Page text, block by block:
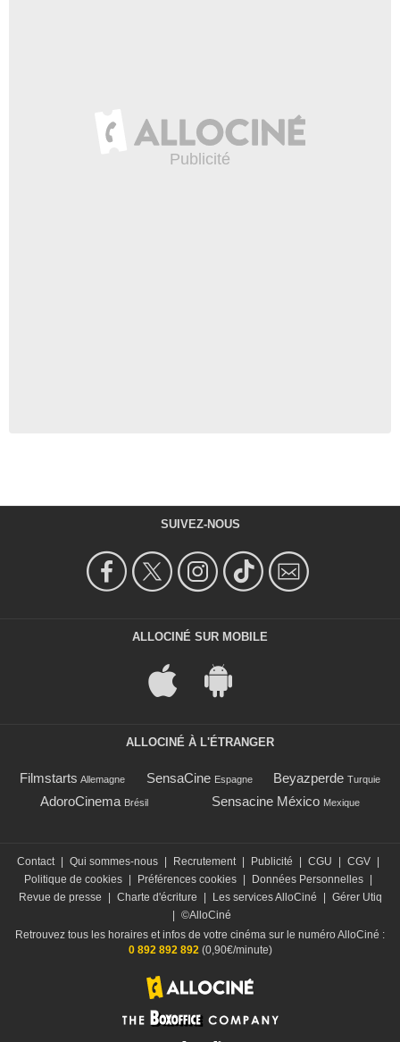
SUIVEZ-NOUS
ALLOCINÉ SUR MOBILE
ALLOCINÉ À L'ÉTRANGER
Filmstarts Allemagne SensaCine Espagne Beyazperde Turquie
AdoroCinema Brésil Sensacine México Mexique
Contact | Qui sommes-nous | Recrutement | Publicité | CGU | CGV |
Politique de cookies | Préférences cookies | Données Personnelles |
Revue de presse
| Charte d'écriture | Les services AlloCiné | Gérer Utiq
| ©AlloCiné
Retrouvez tous les horaires et infos de votre cinéma sur le numéro AlloCiné :
0 892 892 892 (0,90€/minute)